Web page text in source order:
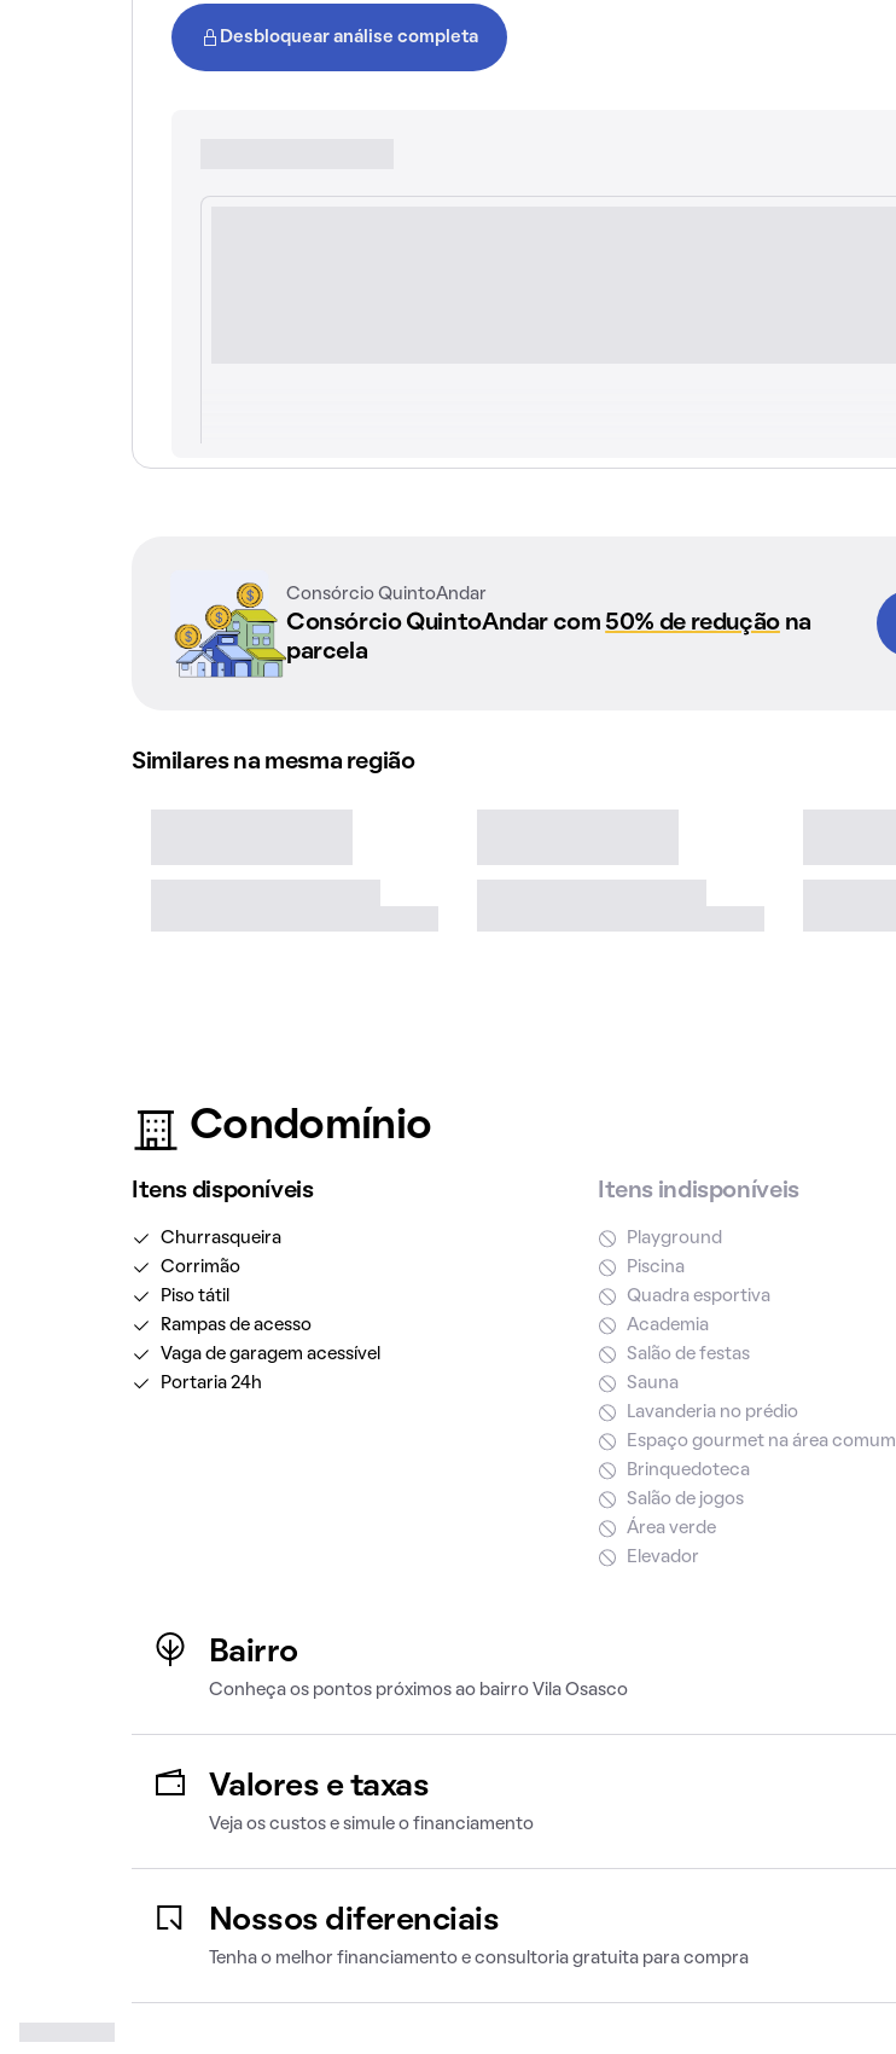
Desbloquear análise completa
Consórcio QuintoAndar
Consórcio QuintoAndar com 50% de reduçãona
parcela
Similares na mesma região
Condomínio
Itens disponíveis
Churrasqueira
Corrimão
Piso tátil
Rampas de acesso
Vaga de garagem acessível
Portaria 24h
Itens indisponíveis
Playground
Piscina
Quadra esportiva
Academia
Salão de festas
Sauna
Lavanderia no prédio
Espaço gourmet na área comum
Brinquedoteca
Salão de jogos
Área verde
Elevador
Bairro
Conheça os pontos próximos ao bairro Vila Osasco
Valores e taxas
Veja os custos e simule o financiamento
Nossos diferenciais
Tenha o melhor financiamento e consultoria gratuita para compra